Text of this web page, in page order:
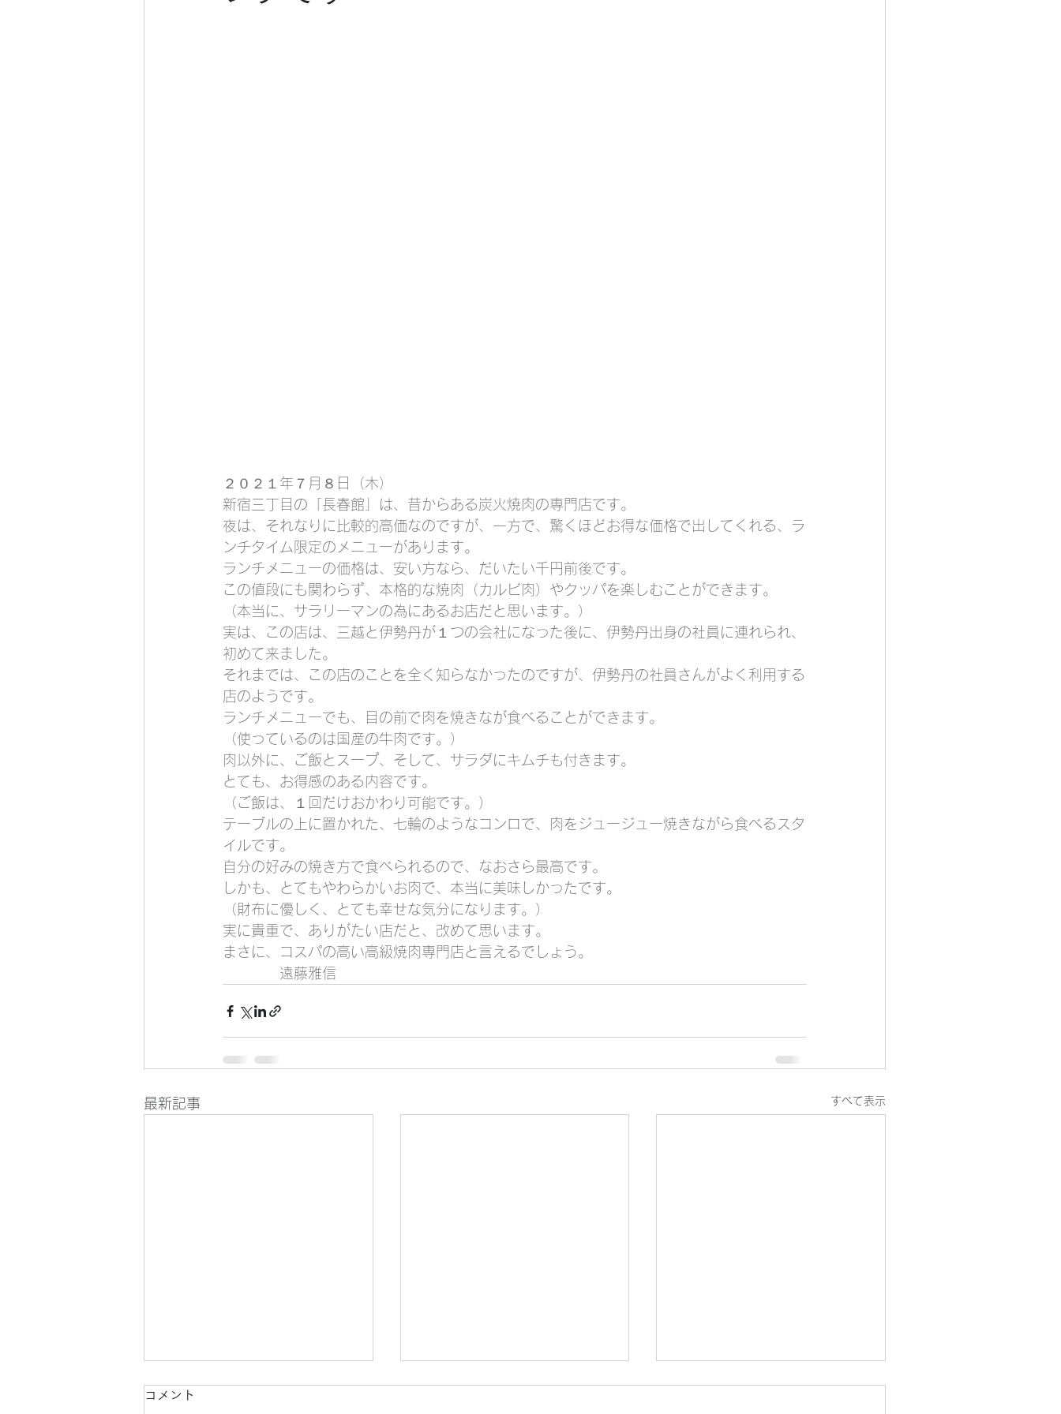
２０２１年７月８日（木）
新宿三丁目の「長春館」は、昔からある炭火焼肉の専門店です。
夜は、それなりに比較的高価なのですが、一方で、驚くほどお得な価格で出してくれる、ラ
ンチタイム限定のメニューがあります。
ランチメニューの価格は、安い方なら、だいたい千円前後です。
この値段にも関わらず、本格的な焼肉（カルビ肉）やクッパを楽しむことができます。
（本当に、サラリーマンの為にあるお店だと思います。）
実は、この店は、三越と伊勢丹が１つの会社になった後に、伊勢丹出身の社員に連れられ、
初めて来ました。
それまでは、この店のことを全く知らなかったのですが、伊勢丹の社員さんがよく利用する
店のようです。
ランチメニューでも、目の前で肉を焼きなが食べることができます。
（使っているのは国産の牛肉です。）
肉以外に、ご飯とスープ、そして、サラダにキムチも付きます。
とても、お得感のある内容です。
（ご飯は、１回だけおかわり可能です。）
テーブルの上に置かれた、七輪のようなコンロで、肉をジュージュー焼きながら食べるスタ
イルです。
自分の好みの焼き方で食べられるので、なおさら最高です。
しかも、とてもやわらかいお肉で、本当に美味しかったです。
（財布に優しく、とても幸せな気分になります。）
実に貴重で、ありがたい店だと、改めて思います。
まさに、コスパの高い高級焼肉専門店と言えるでしょう。
遠藤雅信
最新記事 すべて表示
コメント